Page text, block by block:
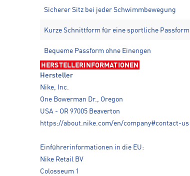
Sicherer Sitz bei jeder Schwimmbewegung
Kurze Schnittform für eine sportliche Passform
Bequeme Passform ohne Einengen
HERSTELLERINFORMATIONEN
Hersteller
Nike, Inc.
One Bowerman Dr., Oregon
USA - OR 97005 Beaverton
https://about.nike.com/en/company#contact-us
Einführerinformationen in die EU:
Nike Retail BV
Colosseum 1